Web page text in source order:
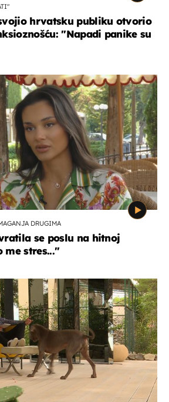
hrvatsku publiku otvorio
"Napadi panike su
DRUGIMA
se poslu na hitnoj
me stres..."